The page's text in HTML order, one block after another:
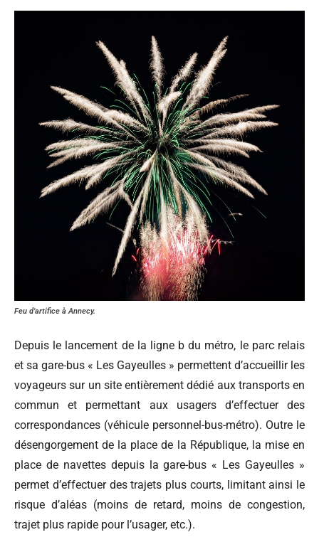
Feu d’artifice à Annecy.
Depuis le lancement de la ligne b du métro, le parc relais
et sa gare-bus « Les Gayeulles » permettent d’accueillir les
voyageurs sur un site entièrement dédié aux transports en
commun et permettant aux usagers d’effectuer des
correspondances (véhicule personnel-bus-métro). Outre le
désengorgement de la place de la République, la mise en
place de navettes depuis la gare-bus « Les Gayeulles »
permet d’effectuer des trajets plus courts, limitant ainsi le
risque d’aléas (moins de retard, moins de congestion,
trajet plus rapide pour l’usager, etc.).